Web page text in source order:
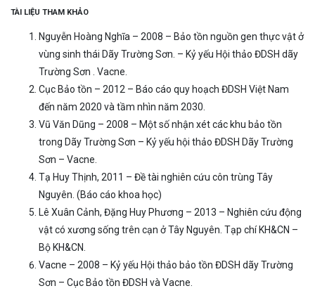
TÀI LIỆU THAM KHẢO
Nguyễn Hoàng Nghĩa – 2008 – Bảo tồn nguồn gen thực vật ở
vùng sinh thái Dãy Trường Sơn. – Kỷ yếu Hội thảo ĐDSH dãy
Trường Sơn . Vacne.
Cục Bảo tồn – 2012 – Báo cáo quy hoạch ĐDSH Việt Nam
đến năm 2020 và tầm nhìn năm 2030.
Vũ Văn Dũng – 2008 – Một số nhận xét các khu bảo tồn
trong Dãy Trường Sơn – Kỷ yếu hội thảo ĐDSH Dãy Trường
Sơn – Vacne.
Tạ Huy Thịnh, 2011 – Đề tài nghiên cứu côn trùng Tây
Nguyên. (Báo cáo khoa học)
Lê Xuân Cảnh, Đặng Huy Phương – 2013 – Nghiên cứu động
vật có xương sống trên cạn ở Tây Nguyên. Tạp chí KH&CN –
Bộ KH&CN.
Vacne – 2008 – Kỷ yếu Hội thảo bảo tồn ĐDSH dãy Trường
Sơn – Cục Bảo tồn ĐDSH và Vacne.